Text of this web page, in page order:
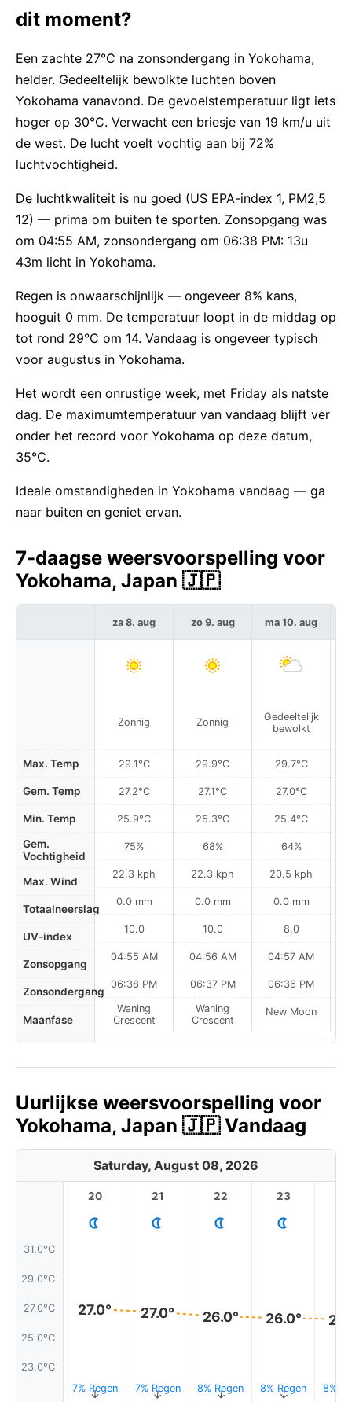
dit moment?
Een zachte 27°C na zonsondergang in Yokohama,
helder. Gedeeltelijk bewolkte luchten boven
Yokohama vanavond. De gevoelstemperatuur ligt iets
hoger op 30°C. Verwacht een briesje van 19 km/u uit
de west. De lucht voelt vochtig aan bij 72%
luchtvochtigheid.
De luchtkwaliteit is nu goed (US EPA-index 1, PM2,5
12) — prima om buiten te sporten. Zonsopgang was
om 04:55 AM, zonsondergang om 06:38 PM: 13u
43m licht in Yokohama.
Regen is onwaarschijnlijk — ongeveer 8% kans,
hooguit 0 mm. De temperatuur loopt in de middag op
tot rond 29°C om 14. Vandaag is ongeveer typisch
voor augustus in Yokohama.
Het wordt een onrustige week, met Friday als natste
dag. De maximumtemperatuur van vandaag blijft ver
onder het record voor Yokohama op deze datum,
35°C.
Ideale omstandigheden in Yokohama vandaag — ga
naar buiten en geniet ervan.
7-daagse weersvoorspelling voor
Yokohama, Japan 🇯🇵
Max. Temp
Gem. Temp
Min. Temp
Gem.
Vochtigheid
Max. Wind
Totaalneerslag
UV-index
Zonsopgang
Zonsondergang
Maanfase
za 8. aug
Zonnig
29.1°C
27.2°C
25.9°C
75%
22.3 kph
0.0 mm
10.0
04:55 AM
06:38 PM
Waning
Crescent
zo 9. aug
Zonnig
29.9°C
27.1°C
25.3°C
68%
22.3 kph
0.0 mm
10.0
04:56 AM
06:37 PM
Waning
Crescent
ma 10. aug
Gedeeltelijk
bewolkt
29.7°C
27.0°C
25.4°C
64%
20.5 kph
0.0 mm
8.0
04:57 AM
06:36 PM
New Moon
Uurlijkse weersvoorspelling voor
Yokohama, Japan 🇯🇵 Vandaag
Saturday, August 08, 2026
31.0°C
29.0°C
27.0°C
25.0°C
23.0°C
20
27.0°
7% Regen
↑
21
27.0°
7% Regen
↑
22
26.0°
8% Regen
↑
23
26.0°
8% Regen
↑ 8%